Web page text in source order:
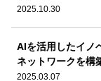
2025.10.30
AIを活用したイノ
ネットワークを構
2025.03.07